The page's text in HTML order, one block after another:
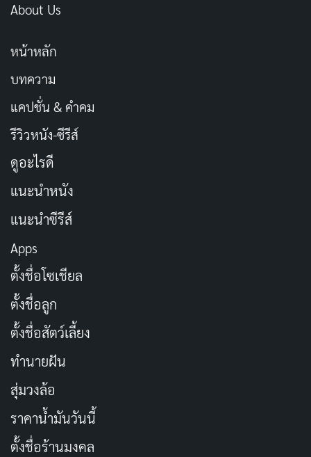
ท้าทายและซับซ้อน แต่การเล่าเรื่องที่เน้นแบ่งแยกความดี
ชมที่ชื่นชอบซีรีส์แนวสืบสวนที่เข้มข้นและเรื่องราวที่มีความ
ซับซ้อน อาจพบกับประสบการณ์ที่น่าสนใจจากซีรีส์นี้ แต่
หากมองหาซีรีส์ที่มีความสมจริงและจิตวิทยาตัวละครที่ลึก
ประเภท: อาชญากรรม, ดราม่า, ลึกลับ
วันที่ออกอากาศ: 6 พฤศจิกายน 2024
นักแสดงนำ: โจอูจิน, จีชางอุค, ฮายุนคยอง, บีบี
เรตติ้ง IMDb: 8.9/10
ช่องทางการดู: Disney+
About Us
หน้าหลัก
บทความ
แคปชั่น & คำคม
รีวิวหนัง-ซีรีส์
ดูอะไรดี
แนะนำหนัง
แนะนำซีรีส์
Apps
ตั้งชื่อโซเชียล
ตั้งชื่อลูก
ตั้งชื่อสัตว์เลี้ยง
ทำนายฝัน
สุ่มวงล้อ
ราคาน้ำมันวันนี้
ตั้งชื่อร้านมงคล